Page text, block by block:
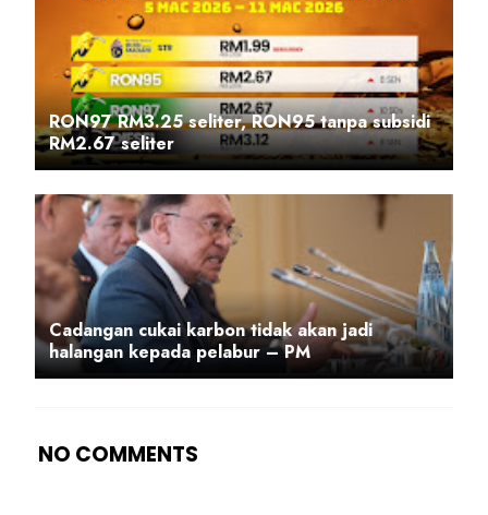
RON97 RM3.25 seliter, RON95 tanpa subsidi
RM2.67 seliter
Cadangan cukai karbon tidak akan jadi
halangan kepada pelabur – PM
NO COMMENTS